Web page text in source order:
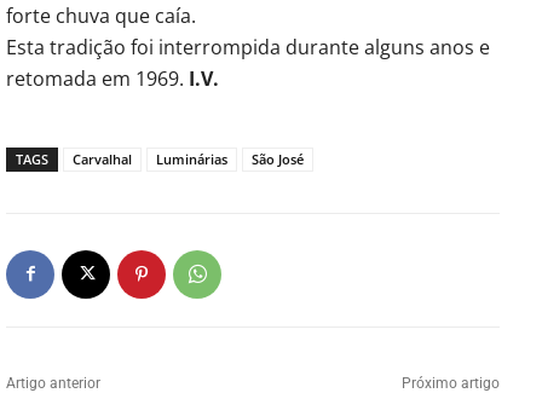
forte chuva que caía.
Esta tradição foi interrompida durante alguns anos e
retomada em 1969. I.V.
TAGS Carvalhal Luminárias São José
Artigo anterior Próximo artigo